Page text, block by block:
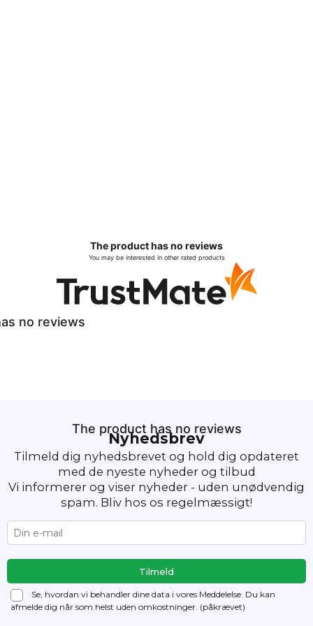
The product has no reviews
You may be interested in other rated products
no reviews
The product has no reviews
Nyhedsbrev
Tilmeld dig nyhedsbrevet og hold dig opdateret
med de nyeste nyheder og tilbud
Vi informerer og viser nyheder - uden unødvendig
spam. Bliv hos os regelmæssigt!
Se, hvordan vi behandler dine data i vores Meddelelse. Du kan
afmelde dig når som helst uden omkostninger. (påkrævet)